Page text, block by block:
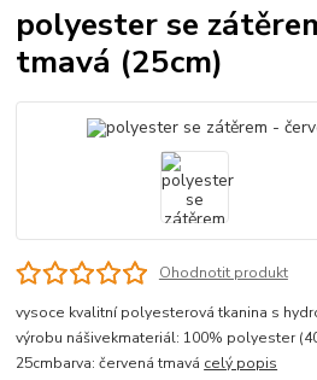
polyester se
tmavá (25cm)
Ohodnotit produkt
vysoce kvalitní polyesterová tkanina s
výrobu nášivekmateriál: 100% polyester
25cmbarva: červená tmavá celý popis